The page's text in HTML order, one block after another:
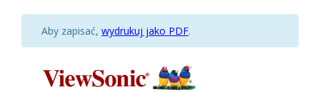
Aby zapisać, wydrukuj jako PDF.